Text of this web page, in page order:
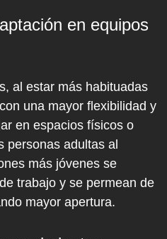
en equipos
al estar más habituadas
una mayor flexibilidad y
en espacios físicos o
personas adultas al
más jóvenes se
trabajo y se permean de
mayor apertura.